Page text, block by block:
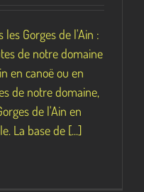
les Gorges de l'Ain :
de notre domaine
en canoë ou en
de notre domaine,
de l'Ain en
La base de [...]